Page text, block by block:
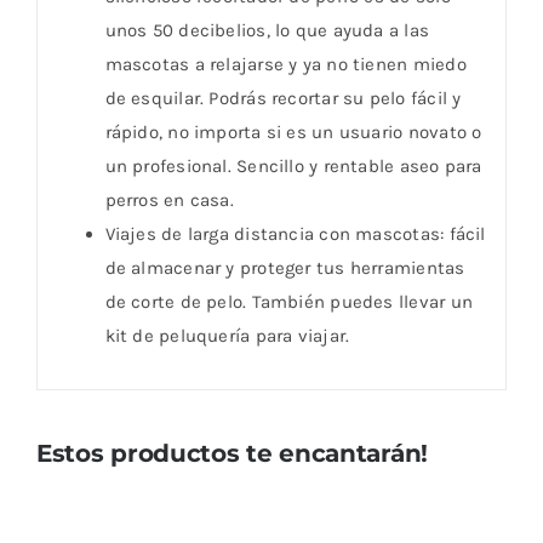
unos 50 decibelios, lo que ayuda a las
mascotas a relajarse y ya no tienen miedo
de esquilar. Podrás recortar su pelo fácil y
rápido, no importa si es un usuario novato o
un profesional. Sencillo y rentable aseo para
perros en casa.
Viajes de larga distancia con mascotas: fácil
de almacenar y proteger tus herramientas
de corte de pelo. También puedes llevar un
kit de peluquería para viajar.
Estos productos te encantarán!